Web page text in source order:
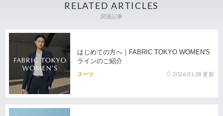
RELATED ARTICLES
関連記事
はじめての方へ｜FABRIC TOKYO WOMEN'S
ラインのご紹介
スーツ 2026.01.28 更新